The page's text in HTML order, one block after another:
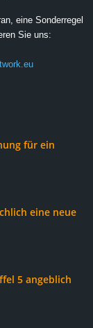
eine Sonderregel
Sie uns:
für ein
eine neue
5 angeblich